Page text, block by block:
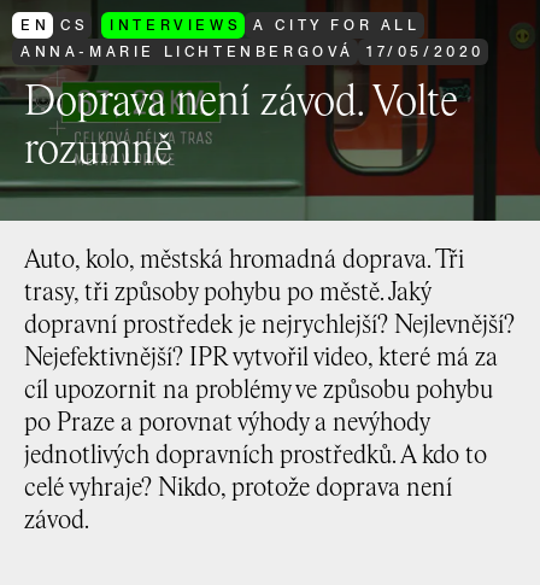
EN CS INTERVIEWS
A CITY FOR ALL
ANNA-MARIE LICHTENBERGOVÁ
17/ 05/ 2020
Doprava není závod. Volte
rozumně
Auto, kolo, městská hromadná doprava. Tři
trasy, tři způsoby pohybu po městě. Jaký
dopravní prostředek je nejrychlejší? Nejlevnější?
Nejefektivnější? IPR vytvořil video, které má za
cíl upozornit na problémy ve způsobu pohybu
po Praze a porovnat výhody a nevýhody
jednotlivých dopravních prostředků. A kdo to
celé vyhraje? Nikdo, protože doprava není
závod.